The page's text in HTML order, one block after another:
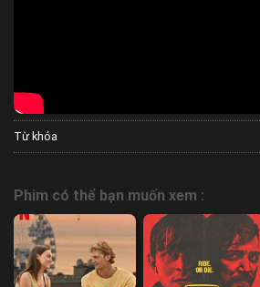
Từ khóa
Phim có thể bạn muốn xem :